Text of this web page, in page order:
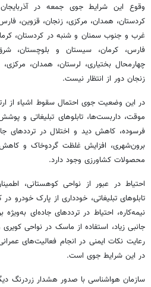
وقوع این شرایط جوی جمعه در آذربایجان
کردستان، همدان، مرکزی، زنجان، قزوین،
غرب و جنوب سمنان و شنبه در کردستان،
فارس، کرمان، سیستان و بلوچستان،
چهارمحال بختیاری، لرستان، همدان،
زنجان دور از انتظار نیست.
در این وضعیت جوی احتمال سقوط اشیاء از
موقت، داربست‌ها، تابلوهای تبلیغاتی و
فرسوده، کاهش دید و اختلال در ترددهای
برون‌شهری، افزایش غلظت گردوخاک و
محصولات کشاورزی وجود دارد.
احتیاط در عبور از نواحی کوهستانی،
تابلوهای تبلیغاتی، خودداری از پارک خودرو
نیمه‌کاره، احتیاط در ترددهای جاده‌ای
جانبی زیاد، استفاده از ماسک در نواحی
رعایت نکات ایمنی در انجام فعالیت‌های
در این شرایط جوی است.
سازمان هواشناسی با صدور هشدار زردرنگ